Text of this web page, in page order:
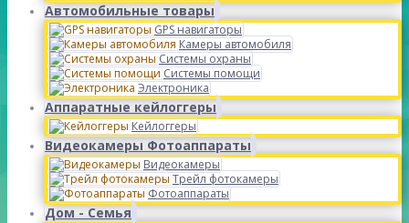
Автомобильные товары
GPS навигаторы
Камеры автомобиля
Системы охраны
Системы помощи
Электроника
Аппаратные кейлоггеры
Кейлоггеры
Видеокамеры Фотоаппараты
Видеокамеры
Трейл фотокамеры
Фотоаппараты
Дом - Семья